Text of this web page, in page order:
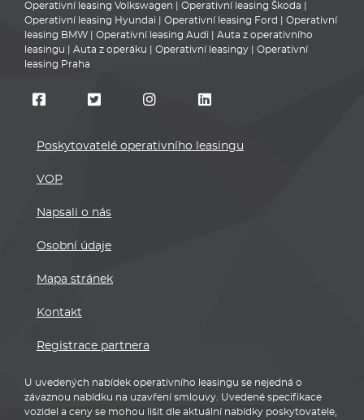
Operativní leasing Volkswagen Operativní leasing Škoda
Operativní leasing Hyundai
Operativní leasing Ford
Operativní
leasing BMW
Operativní leasing Audi
Auta z operativního
leasingu
Auta z operáku Operativní leasingy
Operativní
leasing Praha
Poskytovatelé operativního leasingu
VOP
Napsali o nás
Osobní údaje
Mapa stránek
Kontakt
Registrace partnera
U uvedených nabídek operativního leasingu se nejedná o
závaznou nabídku na uzavření smlouvy. Uvedené specifikace
vozidel a ceny se mohou lišit dle aktuální nabídky poskytovatele,